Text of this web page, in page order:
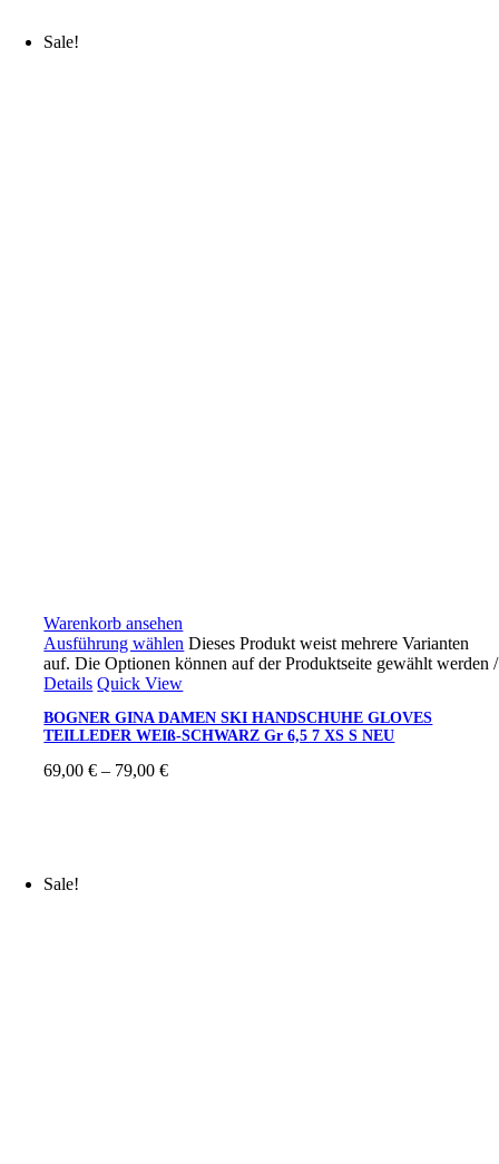
Sale!
Warenkorb ansehen
Ausführung wählen Dieses Produkt weist mehrere Varianten
auf. Die Optionen können auf der Produktseite gewählt werden/
Details Quick View
BOGNER GINA DAMEN SKI HANDSCHUHE GLOVES
TEILLEDER WEIß-SCHWARZ Gr 6,5 7 XS S NEU
69,00€ – 79,00€
Sale!